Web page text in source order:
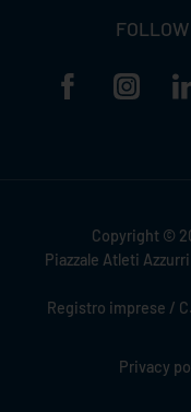
Copyright ©
Piazzale Atleti
Registro imprese /
Privacy